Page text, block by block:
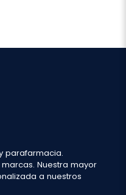
parafarmacia.
Nuestra mayor
a nuestros